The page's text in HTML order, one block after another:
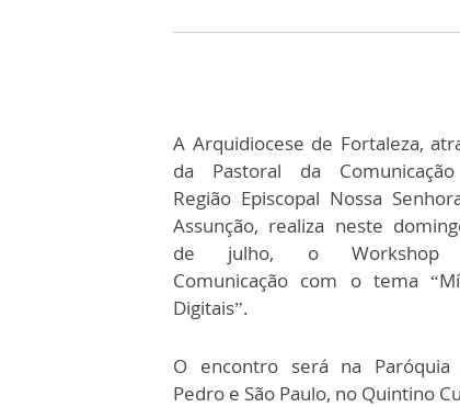
A Arquidiocese de Fortaleza,
da Pastoral da
Região Episcopal Nossa
Assunção, realiza neste
de julho, o Workshop
Comunicação com o tema
Digitais”.
O encontro será na Paróquia
Pedro e São Paulo, no Quintino